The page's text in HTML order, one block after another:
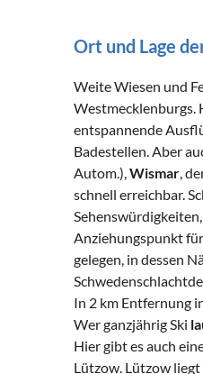
Ort und Lage
Weite Wiesen und
Westmecklenburgs.
entspannende
Badestellen. Aber
Autom.), Wismar ,
schnell erreichbar.
Anziehungspunkt
gelegen, in dessen
In 2 km Entfernung
Wer ganzjährig Ski
Hier gibt es auch
Lützow. Lützow liegt